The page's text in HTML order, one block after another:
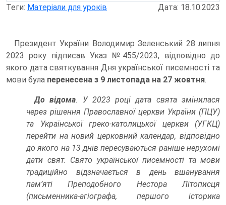
Теги: Матеріали для уроків Дата: 18.10.2023
Президент України Володимир Зеленський 28 липня
2023 року підписав Указ №455/2023, відповідно до
якого дата святкування Дня української писемності та
мови була перенесена з 9 листопада на 27 жовтня.
До відома. У 2023 році дата свята змінилася
через рішення Православної церкви України (ПЦУ)
та Української греко-католицької церкви (УГКЦ)
перейти на новий церковний календар, відповідно
до якого на 13 днів пересуваються раніше нерухомі
дати свят. Свято української писемності та мови
традиційно відзначається в день вшанування
пам’яті Преподобного Нестора Літописця
(письменника-агіографа, першого історика